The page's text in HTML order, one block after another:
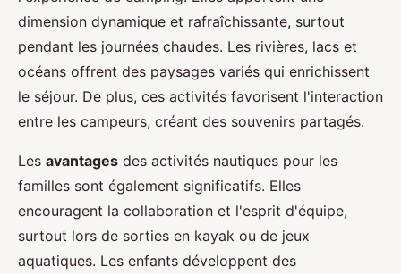
dimension dynamique et rafraîchissante, surtout
pendant les journées chaudes. Les rivières, lacs et
océans offrent des paysages variés qui enrichissent
le séjour. De plus, ces activités favorisent l'interaction
entre les campeurs, créant des souvenirs partagés.
Les avantages des activités nautiques pour les
familles sont également significatifs. Elles
encouragent la collaboration et l'esprit d'équipe,
surtout lors de sorties en kayak ou de jeux
aquatiques. Les enfants développent des